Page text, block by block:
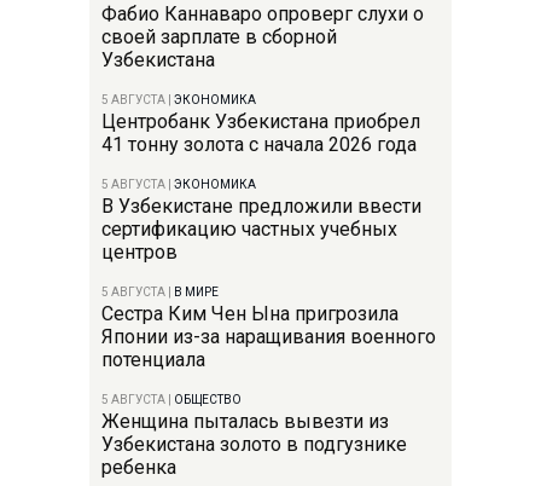
Фабио Каннаваро опроверг слухи о
своей зарплате в сборной
Узбекистана
5 АВГУСТА ЭКОНОМИКА
Центробанк Узбекистана приобрел
41 тонну золота с начала 2026 года
5 АВГУСТА ЭКОНОМИКА
В Узбекистане предложили ввести
сертификацию частных учебных
центров
5 АВГУСТА В МИРЕ
Сестра Ким Чен Ына пригрозила
Японии из-за наращивания военного
потенциала
5 АВГУСТА ОБЩЕСТВО
Женщина пыталась вывезти из
Узбекистана золото в подгузнике
ребенка